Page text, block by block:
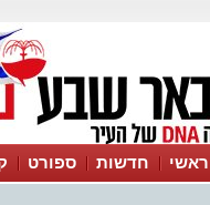
ראשי חדשות ספורט